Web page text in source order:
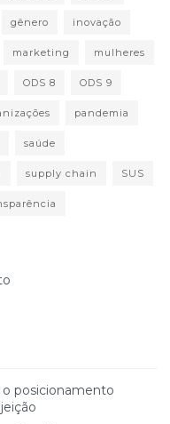
gênero inovação
marketing mulheres
ODS 8 ODS 9
pandemia
saúde
supply chain SUS
posicionamento